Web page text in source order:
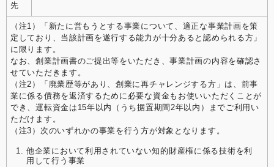
先
（注1）「新たに営もうとする事業について、適正な事業計画を策
定しており、当該計画を遂行する能力が十分あると認められる方」
に限ります。
なお、創業計画書のご提出等をいただき、事業計画の内容を確認さ
せていただきます。
（注2）「廃業歴等があり、創業に再チャレンジする方」は、前事
業に係る債務を返済するために必要な資金もお使いいただくことが
でき、運転資金は15年以内（うち据置期間2年以内）までご利用い
ただけます。
（注3）次のいずれかの事業を行う方が対象となります。
他企業において利用されていない知的財産権に係る技術を利
用して行う事業